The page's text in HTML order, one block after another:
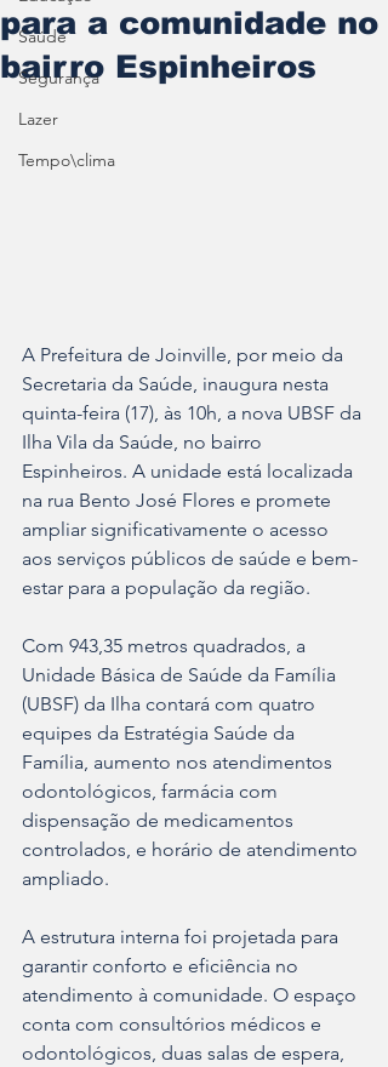
Saúde
Segurança
Lazer
Tempo\clima
para a comunidade no
bairro Espinheiros
A Prefeitura de Joinville, por meio da
Secretaria da Saúde, inaugura nesta
quinta-feira (17), às 10h, a nova UBSF da
Ilha Vila da Saúde, no bairro
Espinheiros. A unidade está localizada
na rua Bento José Flores e promete
ampliar significativamente o acesso
aos serviços públicos de saúde e bem-
estar para a população da região.
Com 943,35 metros quadrados, a
Unidade Básica de Saúde da Família
(UBSF) da Ilha contará com quatro
equipes da Estratégia Saúde da
Família, aumento nos atendimentos
odontológicos, farmácia com
dispensação de medicamentos
controlados, e horário de atendimento
ampliado.
A estrutura interna foi projetada para
garantir conforto e eficiência no
atendimento à comunidade. O espaço
conta com consultórios médicos e
odontológicos, duas salas de espera,